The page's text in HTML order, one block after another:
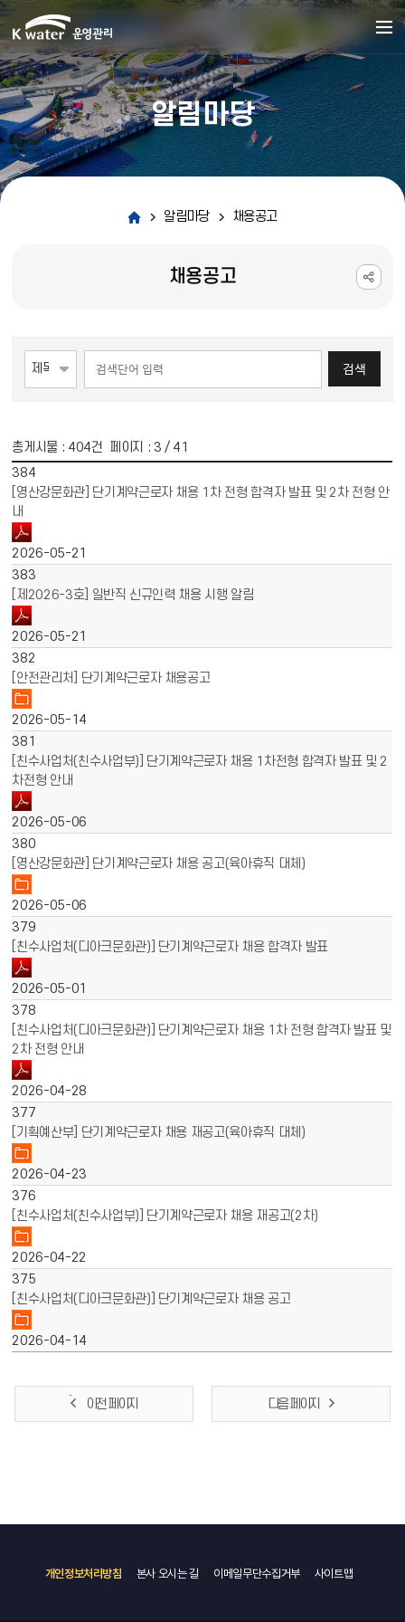
알림마당
알림마당 채용공고
채용공고
검색
총게시물 : 404건 페이지 : 3 / 41
384
[영산강문화관] 단기계약근로자 채용 1차 전형 합격자 발표 및 2차 전형 안
내
2026-05-21
383
[제2026-3호] 일반직 신규인력 채용 시행 알림
2026-05-21
382
[안전관리처] 단기계약근로자 채용공고
2026-05-14
381
[친수사업처(친수사업부)] 단기계약근로자 채용 1차전형 합격자 발표 및 2
차전형 안내
2026-05-06
380
[영산강문화관] 단기계약근로자 채용 공고(육아휴직 대체)
2026-05-06
379
[친수사업처(디아크문화관)] 단기계약근로자 채용 합격자 발표
2026-05-01
378
[친수사업처(디아크문화관)] 단기계약근로자 채용 1차 전형 합격자 발표 및
2차 전형 안내
2026-04-28
377
[기획예산부] 단기계약근로자 채용 재공고(육아휴직 대체)
2026-04-23
376
[친수사업처(친수사업부)] 단기계약근로자 채용 재공고(2차)
2026-04-22
375
[친수사업처(디아크문화관)] 단기계약근로자 채용 공고
2026-04-14
이전 페이지 다음 페이지
개인정보처리방침 본사 오시는 길 이메일무단수집거부 사이트맵